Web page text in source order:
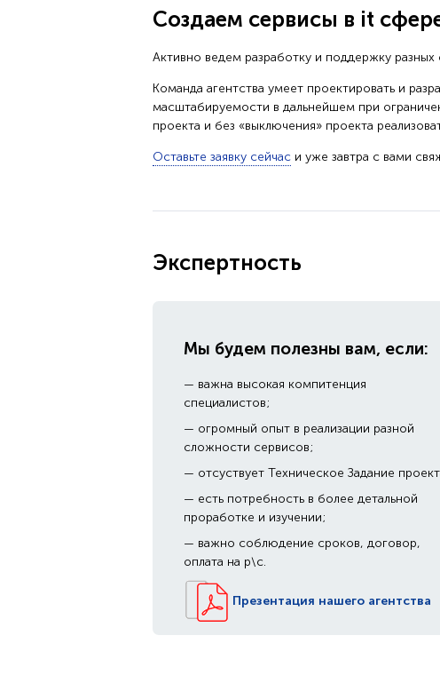
Создаем сервисы в it
Активно ведем разработку и поддержку
Команда агентства умеет проектировать и
масштабируемости в дальнейшем при
проекта и без «выключения» проекта
Оставьте заявку сейчас и уже завтра с вами
Экспертность
Мы будем полезны вам, если:
— важна высокая компитенция
специалистов;
— огромный опыт в реализации разной
сложности сервисов;
— отсуствует Техническое Задание
— есть потребность в более детальной
проработке и изучении;
— важно соблюдение сроков, договор,
оплата на р\с.
Презентация нашего агентства